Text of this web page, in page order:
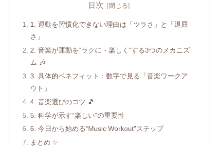
目次
1. 運動を習慣化できない理由は「ツラさ」と「退屈
さ」
2. 音楽が運動を“ラクに・楽しく”する3つのメカニズ
ム 🎶
3. 具体的ベネフィット：数字で見る「音楽ワークア
ウト」
4. 音楽選びのコツ 🎵
5. 科学が示す“楽しい”の重要性
6. 今日から始める“Music Workout”ステップ
まとめ ✨